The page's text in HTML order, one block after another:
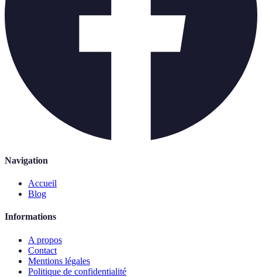
Navigation
Accueil
Blog
Informations
A propos
Contact
Mentions légales
Politique de confidentialité